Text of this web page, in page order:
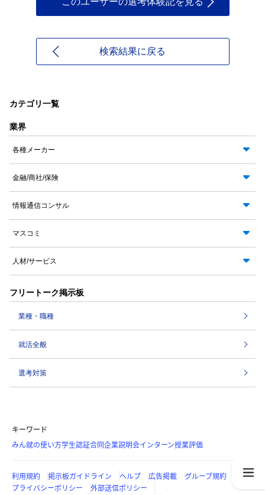
検索結果に戻る
カテゴリ一覧
業界
各種メーカー
金融/商社/保険
情報通信コンサル
マスコミ
人材/サービス
フリートーク掲示板
業種・職種
就活全般
選考対策
キーワード
みん就の使い方学生認証合同企業説明会インターン授業評価
利用規約 掲示板ガイドライン ヘルプ 広告掲載
グループ規約
プライバシーポリシー
外部送信ポリシー